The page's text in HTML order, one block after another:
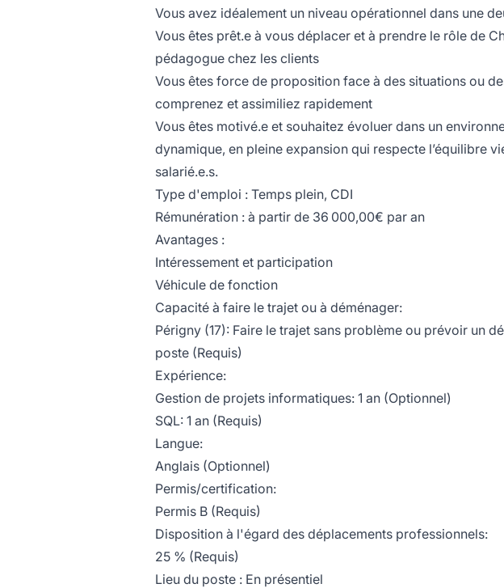
Vous avez idéalement un niveau opérationnel dans une
Vous êtes prêt.e à vous déplacer et à prendre le rôle de
pédagogue chez les clients
Vous êtes force de proposition face à des situations ou
comprenez et assimiliez rapidement
Vous êtes motivé.e et souhaitez évoluer dans un
dynamique, en pleine expansion qui respecte l’équilibre
salarié.e.s.
Type d'emploi : Temps plein, CDI
Rémunération : à partir de 36 000,00€ par an
Avantages :
Intéressement et participation
Véhicule de fonction
Capacité à faire le trajet ou à déménager:
Périgny (17): Faire le trajet sans problème ou prévoir un
poste (Requis)
Expérience:
Gestion de projets informatiques: 1 an (Optionnel)
SQL: 1 an (Requis)
Langue:
Anglais (Optionnel)
Permis/certification:
Permis B (Requis)
Disposition à l'égard des déplacements professionnels:
25 % (Requis)
Lieu du poste : En présentiel